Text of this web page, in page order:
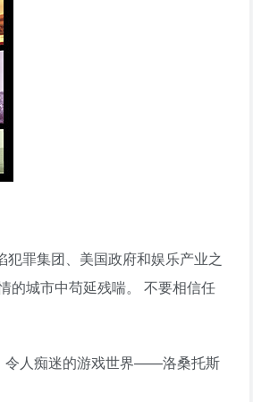
罪集团、美国政府和娱乐产业之
的城市中苟延残喘。 不要相信任
令人痴迷的游戏世界——洛桑托斯